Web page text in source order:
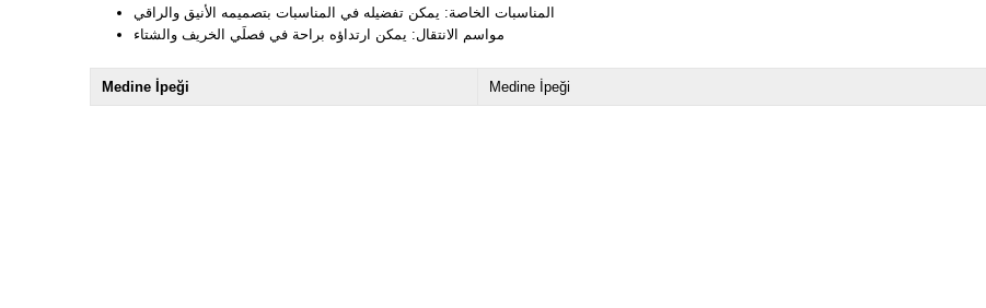
المناسبات الخاصة: يمكن تفضيله في المناسبات بتصميمه الأنيق والراقي
مواسم الانتقال: يمكن ارتداؤه براحة في فصلَي الخريف والشتاء
Medine İpeği Medine İpeği